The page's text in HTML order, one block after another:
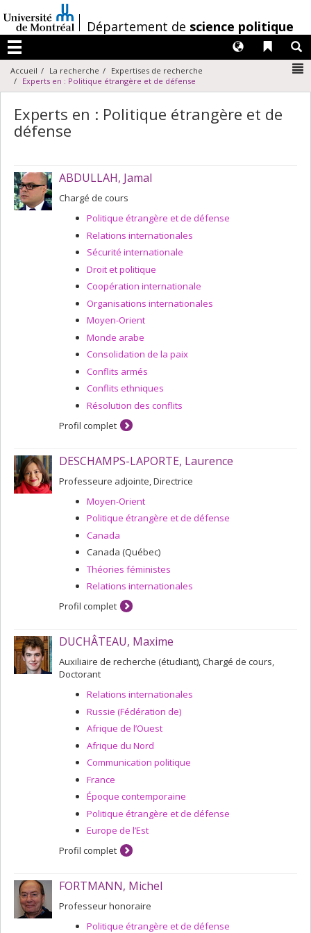
au
contenu
/Département de science politique
Menu
Liens
Langues
Accueil La recherche
Expertises de recherche
Experts en : Politique étrangère et de défense
Experts en : Politique étrangère et de
défense
ABDULLAH, Jamal
Chargé de cours
Politique étrangère et de défense
Relations internationales
Sécurité internationale
Droit et politique
Coopération internationale
Organisations internationales
Moyen-Orient
Monde arabe
Consolidation de la paix
Conflits armés
Conflits ethniques
Résolution des conflits
Profil complet
DESCHAMPS-LAPORTE, Laurence
Professeure adjointe, Directrice
Moyen-Orient
Politique étrangère et de défense
Canada
Canada (Québec)
Théories féministes
Relations internationales
Profil complet
DUCHÂTEAU, Maxime
Auxiliaire de recherche (étudiant), Chargé de cours,
Doctorant
Relations internationales
Russie (Fédération de)
Afrique de l’Ouest
Afrique du Nord
Communication politique
France
Époque contemporaine
Politique étrangère et de défense
Europe de l’Est
Profil complet
FORTMANN, Michel
Professeur honoraire
Politique étrangère et de défense